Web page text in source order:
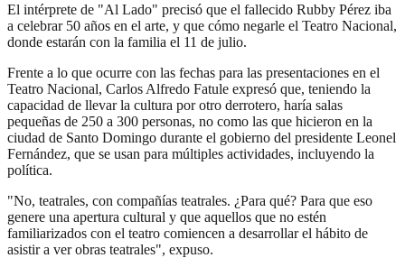
El intérprete de "Al Lado" precisó que el fallecido Rubby Pérez iba
a celebrar 50 años en el arte, y que cómo negarle el Teatro Nacional,
donde estarán con la familia el 11 de julio.
Frente a lo que ocurre con las fechas para las presentaciones en el
Teatro Nacional, Carlos Alfredo Fatule expresó que, teniendo la
capacidad de llevar la cultura por otro derrotero, haría salas
pequeñas de 250 a 300 personas, no como las que hicieron en la
ciudad de Santo Domingo durante el gobierno del presidente Leonel
Fernández, que se usan para múltiples actividades, incluyendo la
política.
"No, teatrales, con compañías teatrales. ¿Para qué? Para que eso
genere una apertura cultural y que aquellos que no estén
familiarizados con el teatro comiencen a desarrollar el hábito de
asistir a ver obras teatrales", expuso.